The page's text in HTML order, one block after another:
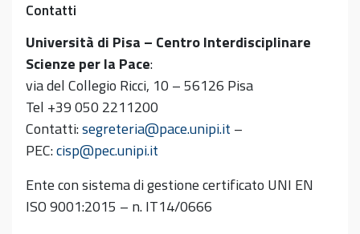
Contatti
Università di Pisa – Centro Interdisciplinare
Scienze per la Pace:
via del Collegio Ricci, 10 – 56126 Pisa
Tel +39 050 2211200
Contatti:segreteria@pace.unipi.it –
PEC:cisp@pec.unipi.it
Ente con sistema di gestione certificato UNI EN
ISO 9001:2015 – n. IT14/0666